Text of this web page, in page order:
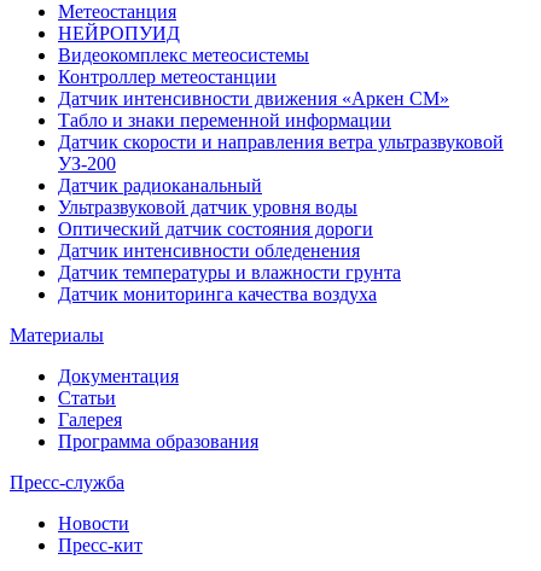
Метеостанция
НЕЙРОПУИД
Видеокомплекс метеосистемы
Контроллер метеостанции
Датчик интенсивности движения «Аркен СМ»
Табло и знаки переменной информации
Датчик скорости и направления ветра ультразвуковой
УЗ-200
Датчик радиоканальный
Ультразвуковой датчик уровня воды
Оптический датчик состояния дороги
Датчик интенсивности обледенения
Датчик температуры и влажности грунта
Датчик мониторинга качества воздуха
Материалы
Документация
Статьи
Галерея
Программа образования
Пресс-служба
Новости
Пресс-кит